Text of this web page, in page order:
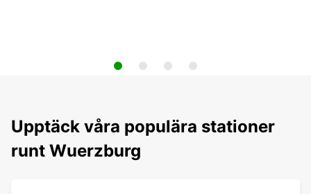
Upptäck våra populära stationer
runt Wuerzburg